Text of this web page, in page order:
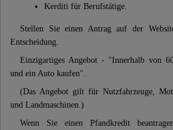
Kerditi für Berufstätige.
Stellen Sie einen Antrag auf der
Entscheidung.
Einzigartiges Angebot - "Innerhalb von
und ein Auto kaufen".
(Das Angebot gilt für Nutzfahrzeuge,
und Landmaschinen.)
Wenn Sie einen Pfandkredit